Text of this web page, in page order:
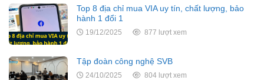
Top 8 địa chỉ mua VIA uy tín, chất lượng, bảo
hành 1 đổi 1
19/12/2025 877 lượt xem
Tập đoàn công nghệ SVB
24/10/2025 804 lượt xem